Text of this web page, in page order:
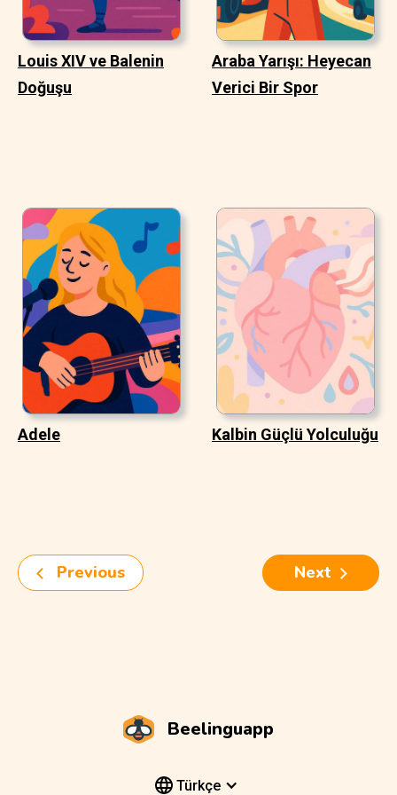
Louis XIV ve Balenin
Doğuşu
Araba Yarışı: Heyecan
Verici Bir Spor
Adele Kalbin Güçlü Yolculuğu
Next
Previous
Beelinguapp
Türkçe